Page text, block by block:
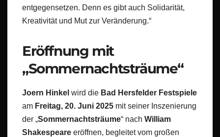
entgegensetzen. Denn es gibt auch Solidarität,
Kreativität und Mut zur Veränderung.“
Eröffnung mit
„Sommernachtsträume“
Joern Hinkel wird die Bad Hersfelder Festspiele
am Freitag, 20. Juni 2025 mit seiner Inszenierung
der „Sommernachtsträume“ nach William
Shakespeare eröffnen, begleitet vom großen